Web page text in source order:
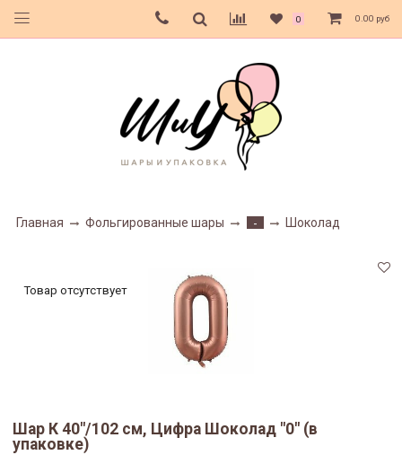
0 0.00 руб
Главная Фольгированные шары - Шоколад
Товар отсутствует
Шар К 40"/102 см, Цифра Шоколад "0" (в
упаковке)